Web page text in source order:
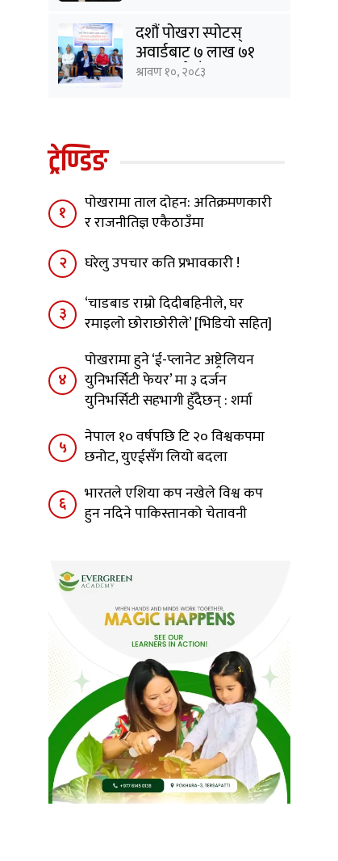
दशौं पोखरा स्पोटस्
अवार्डबाट ७ लाख ७१
हजार रुपैयाँ बचत
श्रावण १०, २०८३
ट्रेण्डिङ
१
पोखरामा ताल दोहन: अतिक्रमणकारी
र राजनीतिज्ञ एकैठाउँमा
२
घरेलु उपचार कति प्रभावकारी !
३
‘चाडबाड राम्राे दिदीबहिनीले, घर
रमाइलो छोराछाेरीले’ [भिडियो सहित]
४
पोखरामा हुने ‘ई-प्लानेट अष्ट्रेलियन
युनिभर्सिटी फेयर’ मा ३ दर्जन
युनिभर्सिटी सहभागी हुँदैछन् : शर्मा
५
नेपाल १० वर्षपछि टि २० विश्वकपमा
छनोट, युएईसँग लियो बदला
६
भारतले एशिया कप नखेले विश्व कप
हुन नदिने पाकिस्तानको चेतावनी